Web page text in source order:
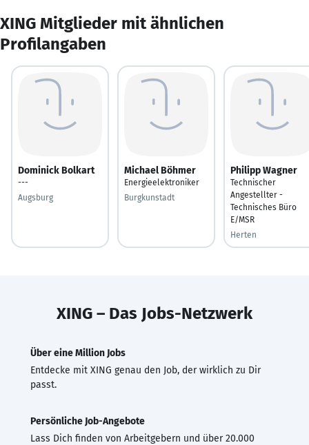
XING Mitglieder mit ähnlichen
Profilangaben
Dominick Bolkart
---
Augsburg
Michael Böhmer
Energieelektroniker
Burgkunstadt
Philipp Wagner
Technischer
Angestellter -
Technisches Büro
E/MSR
Herten
XING – Das Jobs-Netzwerk
Über eine Million Jobs
Entdecke mit XING genau den Job, der wirklich zu Dir
passt.
Persönliche Job-Angebote
Lass Dich finden von Arbeitgebern und über 20.000